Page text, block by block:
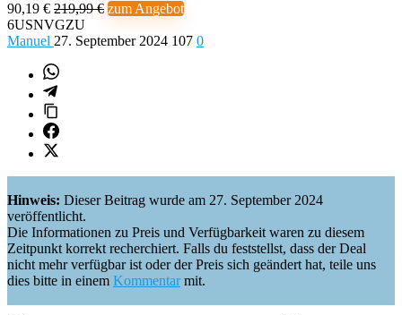
90,19 € 219,99 € zum Angebot
6USNVGZU
Manuel 27. September 2024 107 0
Hinweis: Dieser Beitrag wurde am 27. September 2024
veröffentlicht.
Die Informationen zu Preis und Verfügbarkeit waren zu diesem
Zeitpunkt korrekt recherchiert. Falls du feststellst, dass der Deal
nicht mehr verfügbar ist oder der Preis sich geändert hat, teile uns
dies bitte in einem Kommentarmit.